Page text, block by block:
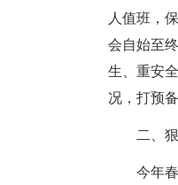
人值班，
会自始至
生、重安
况，打预
二、
今年